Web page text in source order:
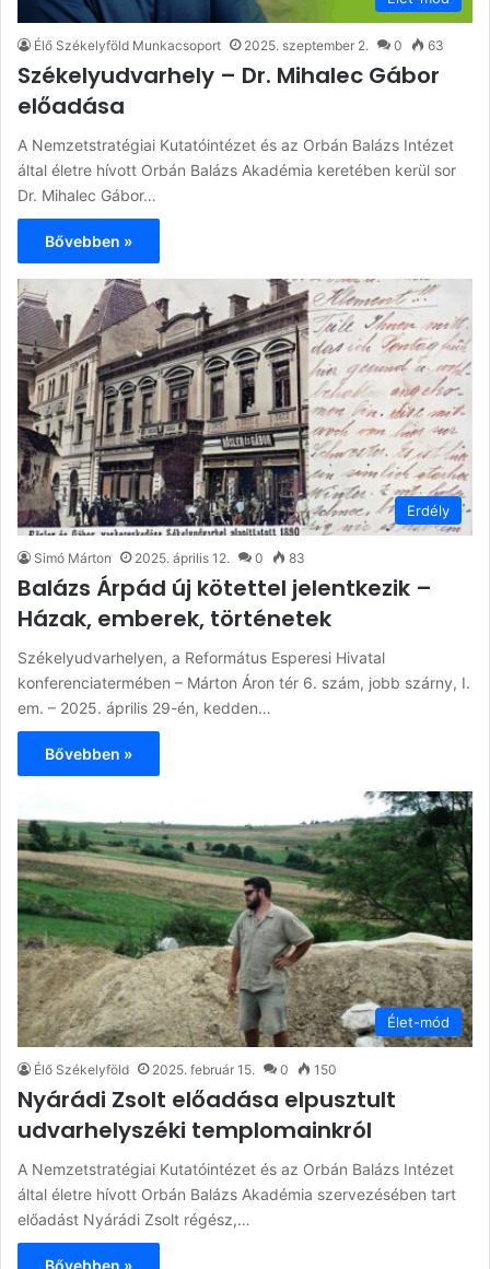
Élő Székelyföld Munkacsoport 2025. szeptember 2. 0 63
Székelyudvarhely – Dr. Mihalec Gábor
előadása
A Nemzetstratégiai Kutatóintézet és az Orbán Balázs Intézet
által életre hívott Orbán Balázs Akadémia keretében kerül sor
Dr. Mihalec Gábor…
Bővebben »
Erdély
Simó Márton 2025. április 12. 0 83
Balázs Árpád új kötettel jelentkezik –
Házak, emberek, történetek
Székelyudvarhelyen, a Református Esperesi Hivatal
konferenciatermében – Márton Áron tér 6. szám, jobb szárny, I.
em. – 2025. április 29-én, kedden…
Bővebben »
Élet-mód
Élő Székelyföld 2025. február 15. 0 150
Nyárádi Zsolt előadása elpusztult
udvarhelyszéki templomainkról
A Nemzetstratégiai Kutatóintézet és az Orbán Balázs Intézet
által életre hívott Orbán Balázs Akadémia szervezésében tart
előadást Nyárádi Zsolt régész,…